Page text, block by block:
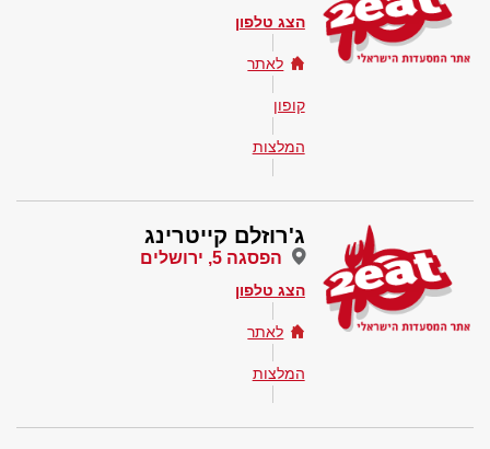
הצג טלפון
לאתר
קופון
המלצות
ג'רוזלם קייטרינג
הפסגה 5, ירושלים
הצג טלפון
לאתר
המלצות